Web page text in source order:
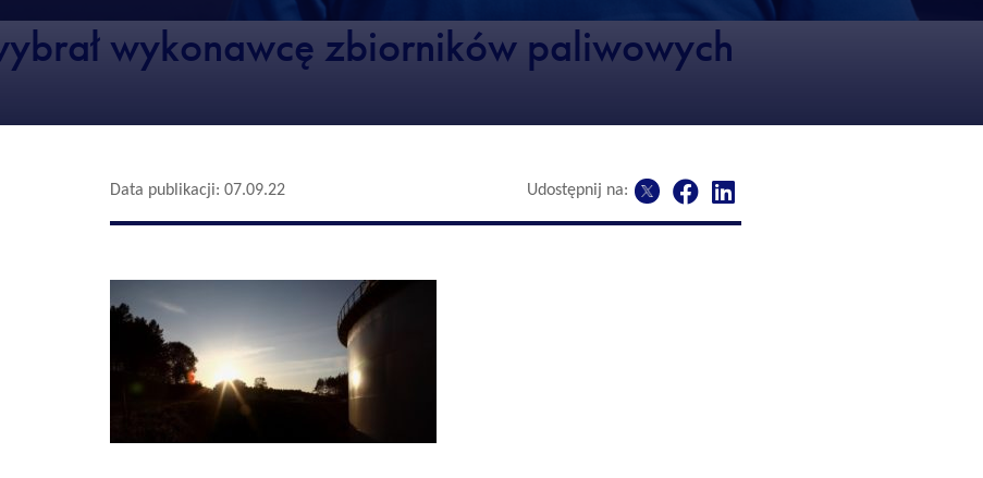
wykonawcę zbiorników paliwowych
Data publikacji: 07.09.22 Udostępnij na: